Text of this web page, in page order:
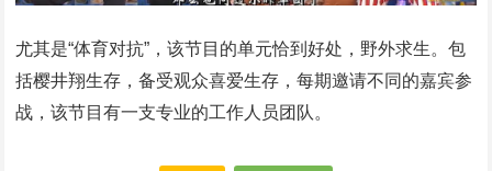
尤其是“体育对抗”，该节目的单元恰到好处，野外求生。包
括樱井翔生存，备受观众喜爱生存，每期邀请不同的嘉宾参
战，该节目有一支专业的工作人员团队。